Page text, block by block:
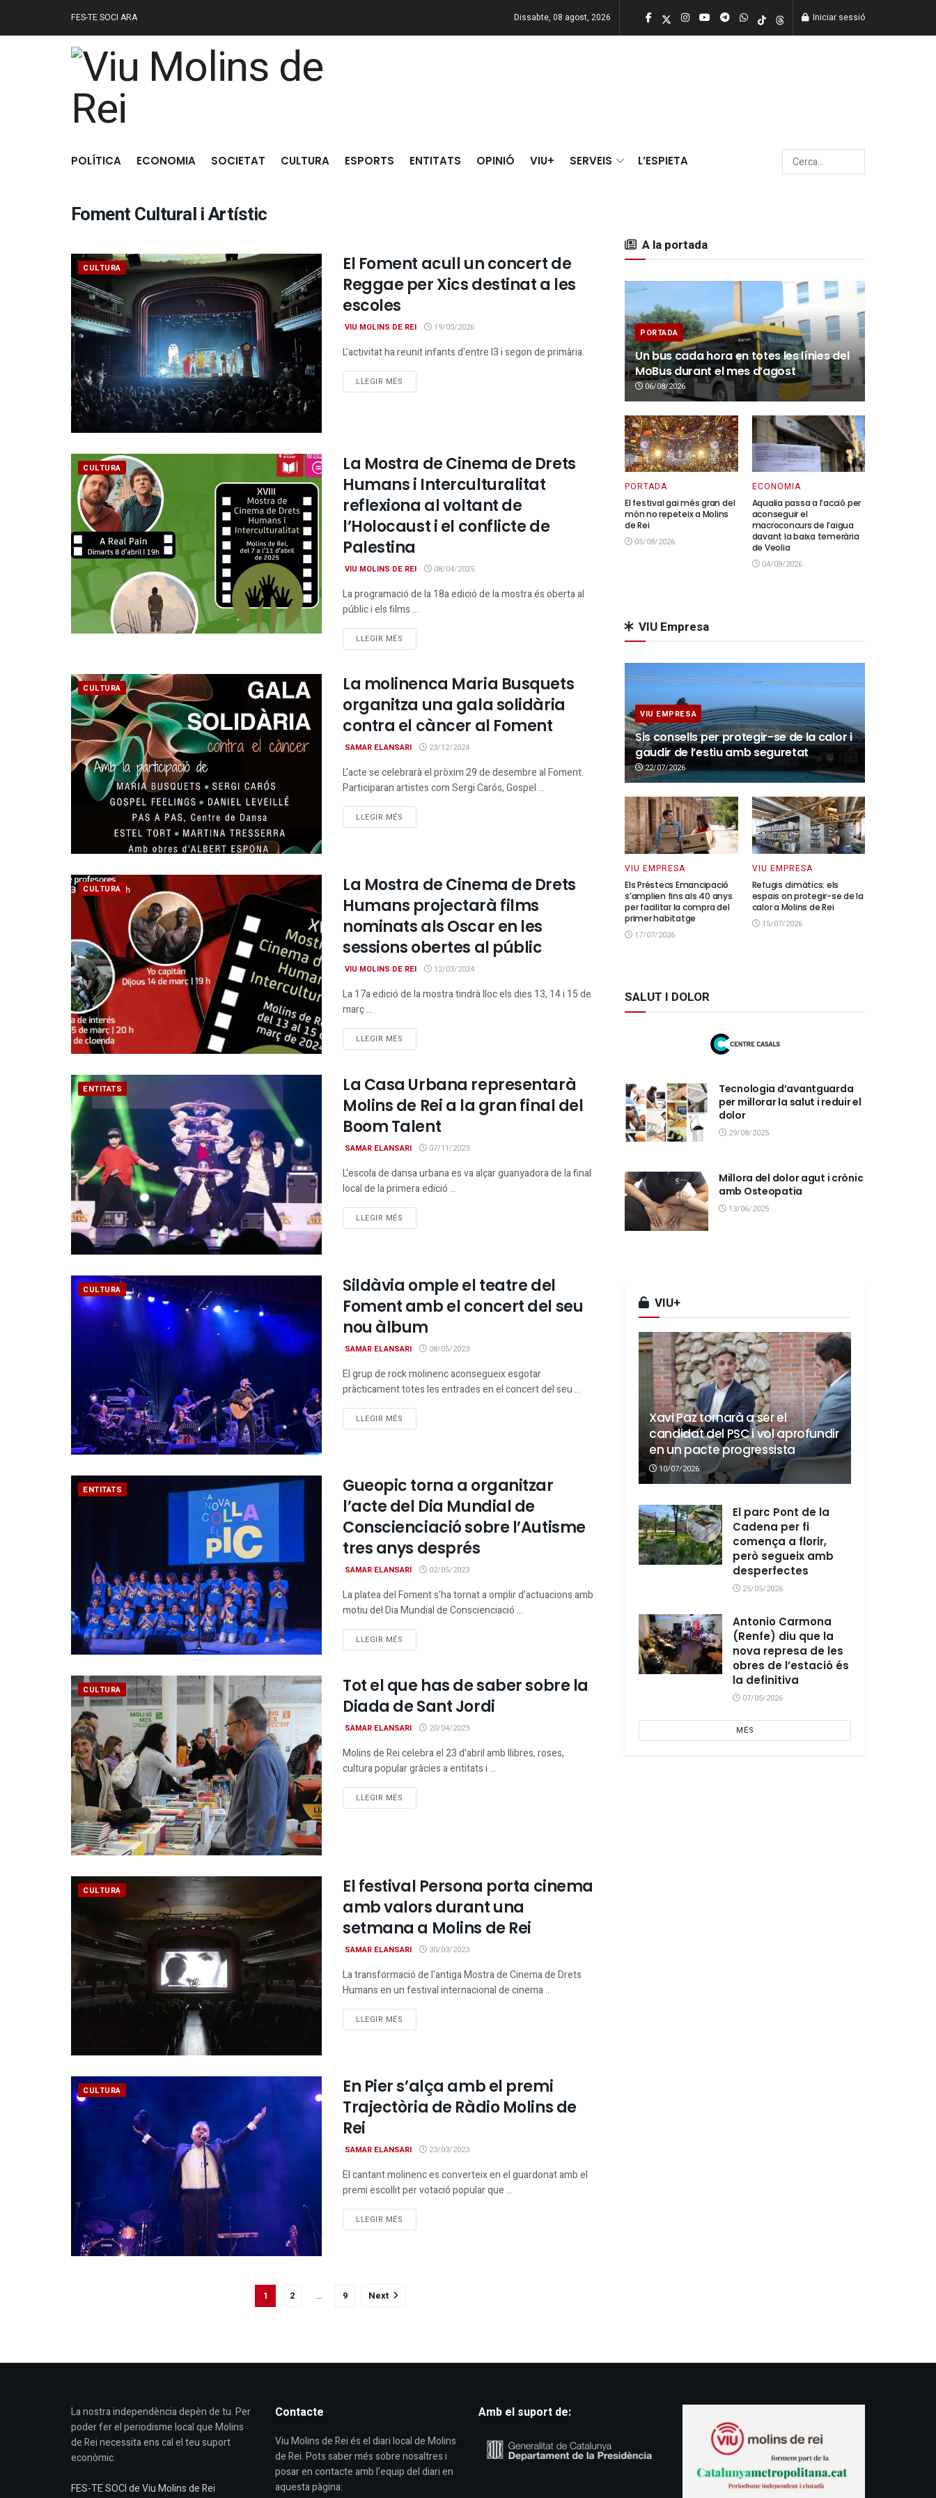
FES-TE SOCI ARA Dissabte, 08 agost, 2026 Iniciar sessió
POLÍTICA ECONOMIA SOCIETAT CULTURA ESPORTS ENTITATS OPINIÓ VIU+ SERVEIS L’ESPIETA
Foment Cultural i Artístic
CULTURA
El Foment acull un concert de
Reggae per Xics destinat a les
escoles
VIU MOLINS DE REI 19/05/2026
L'activitat ha reunit infants d'entre I3 i segon de primària.
LLEGIR MÉS
CULTURA
La Mostra de Cinema de Drets
Humans i Interculturalitat
reflexiona al voltant de
l’Holocaust i el conflicte de
Palestina
VIU MOLINS DE REI 08/04/2025
La programació de la 18a edició de la mostra és oberta al
públic i els films ...
LLEGIR MÉS
CULTURA
La molinenca Maria Busquets
organitza una gala solidària
contra el càncer al Foment
SAMAR ELANSARI 23/12/2024
L'acte se celebrarà el pròxim 29 de desembre al Foment.
Participaran artistes com Sergi Carós, Gospel ...
LLEGIR MÉS
CULTURA
La Mostra de Cinema de Drets
Humans projectarà films
nominats als Oscar en les
sessions obertes al públic
VIU MOLINS DE REI 12/03/2024
La 17a edició de la mostra tindrà lloc els dies 13, 14 i 15 de
març ...
LLEGIR MÉS
ENTITATS
La Casa Urbana representarà
Molins de Rei a la gran final del
Boom Talent
SAMAR ELANSARI 07/11/2023
L'escola de dansa urbana es va alçar guanyadora de la final
local de la primera edició ...
LLEGIR MÉS
CULTURA
Sildàvia omple el teatre del
Foment amb el concert del seu
nou àlbum
SAMAR ELANSARI 08/05/2023
El grup de rock molinenc aconsegueix esgotar
pràcticament totes les entrades en el concert del seu ...
LLEGIR MÉS
ENTITATS
Gueopic torna a organitzar
l’acte del Dia Mundial de
Conscienciació sobre l’Autisme
tres anys després
SAMAR ELANSARI 02/05/2023
La platea del Foment s’ha tornat a omplir d’actuacions amb
motiu del Dia Mundial de Conscienciació ...
LLEGIR MÉS
CULTURA
Tot el que has de saber sobre la
Diada de Sant Jordi
SAMAR ELANSARI 20/04/2023
Molins de Rei celebra el 23 d'abril amb llibres, roses,
cultura popular gràcies a entitats i ...
LLEGIR MÉS
CULTURA
El festival Persona porta cinema
amb valors durant una
setmana a Molins de Rei
SAMAR ELANSARI 30/03/2023
La transformació de l'antiga Mostra de Cinema de Drets
Humans en un festival internacional de cinema ...
LLEGIR MÉS
CULTURA
En Pier s’alça amb el premi
Trajectòria de Ràdio Molins de
Rei
SAMAR ELANSARI 23/03/2023
El cantant molinenc es converteix en el guardonat amb el
premi escollit per votació popular que ...
LLEGIR MÉS
1 2 … 9 Next
A la portada
PORTADA
Un bus cada hora en totes les línies del
MoBus durant el mes d’agost
06/08/2026
PORTADA
El festival gai més gran del
món no repeteix a Molins
de Rei
05/08/2026
ECONOMIA
Aqualia passa a l’acció per
aconseguir el
macroconcurs de l’aigua
davant la baixa temerària
de Veolia
04/08/2026
VIU Empresa
VIU EMPRESA
Sis consells per protegir-se de la calor i
gaudir de l’estiu amb seguretat
22/07/2026
VIU EMPRESA
Els Préstecs Emancipació
s’amplien fins als 40 anys
per facilitar la compra del
primer habitatge
17/07/2026
VIU EMPRESA
Refugis climàtics: els
espais on protegir-se de la
calor a Molins de Rei
15/07/2026
SALUT I DOLOR
Tecnologia d’avantguarda
per millorar la salut i reduir el
dolor
29/08/2025
Millora del dolor agut i crònic
amb Osteopatia
13/06/2025
VIU+
Xavi Paz tornarà a ser el
candidat del PSC i vol aprofundir
en un pacte progressista
10/07/2026
El parc Pont de la
Cadena per fi
comença a florir,
però segueix amb
desperfectes
25/05/2026
Antonio Carmona
(Renfe) diu que la
nova represa de les
obres de l’estació és
la definitiva
07/05/2026
MÉS
La nostra independència depèn de tu. Per
poder fer el periodisme local que Molins
de Rei necessita ens cal el teu suport
econòmic.
FES-TE SOCI de Viu Molins de Rei
Contacte
Viu Molins de Rei és el diari local de Molins
de Rei. Pots saber més sobre nosaltres i
posar en contacte amb l'equip del diari en
aquesta pàgina:
Amb el suport de: